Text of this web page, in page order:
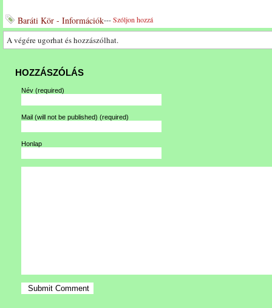
Baráti Kör - Információk---Szóljon hozzá
A végére ugorhat és hozzászólhat.
HOZZÁSZÓLÁS
Név (required)
Mail (will not be published) (required)
Honlap